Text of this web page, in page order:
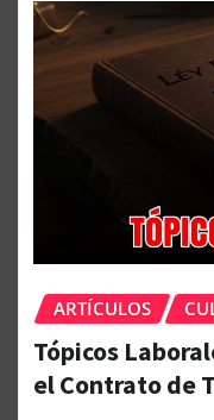
ARTÍCULOS
Tópicos
el Contrato de